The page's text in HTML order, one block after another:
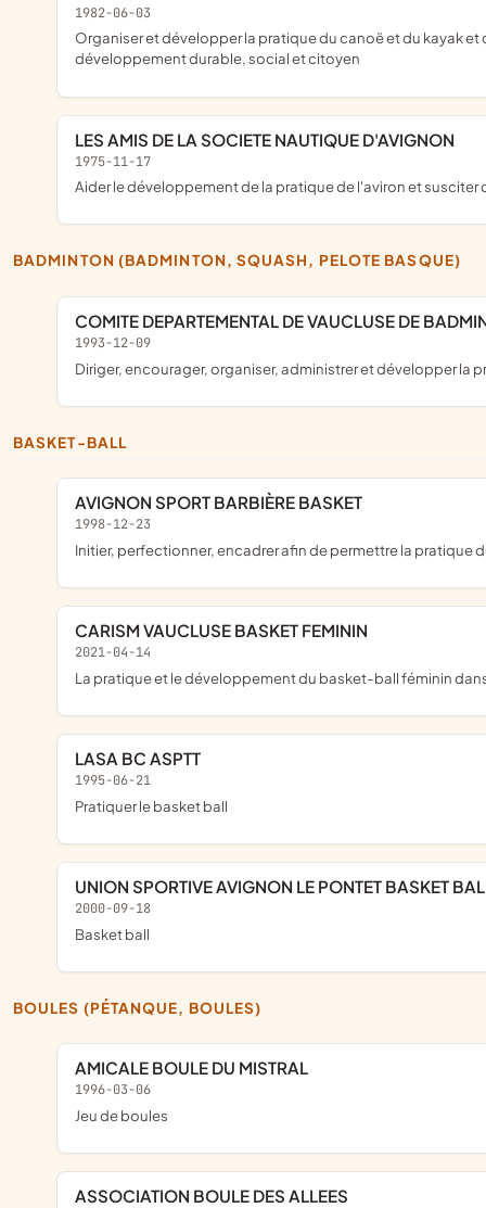
1982-06-03
organiser et développer la pratique du canoë et du kayak et des disciplines associées contribuer à la protection de l'environnement nécessaire à sa pratique promouvoir, dans le cadre de ses activités, le
développement durable, social et citoyen
LES AMIS DE LA SOCIETE NAUTIQUE D'AVIGNON
1975-11-17
aider le développement de la pratique de l'aviron et
BADMINTON (BADMINTON, SQUASH, PELOTE BASQUE)
COMITE DEPARTEMENTAL DE VAUCLUSE DE
1993-12-09
diriger, encourager, organiser, administrer et développer
BASKET-BALL
AVIGNON SPORT BARBIÈRE BASKET
1998-12-23
initier, perfectionner, encadrer afin de permettre la
CARISM VAUCLUSE BASKET FEMININ
2021-04-14
la pratique et le développement du basket-ball féminin
LASA BC ASPTT
1995-06-21
pratiquer le basket ball
UNION SPORTIVE AVIGNON LE PONTET BASKET
2000-09-18
basket ball
BOULES (PÉTANQUE, BOULES)
AMICALE BOULE DU MISTRAL
1996-03-06
jeu de boules
ASSOCIATION BOULE DES ALLEES